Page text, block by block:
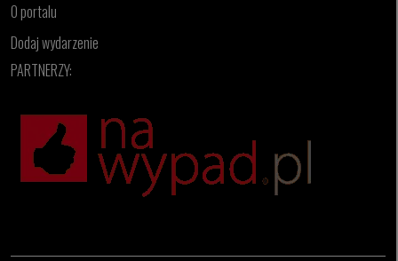
O portalu
Dodaj wydarzenie
PARTNERZY: